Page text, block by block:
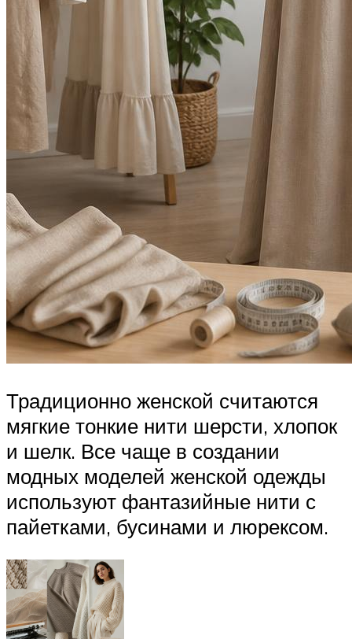
Традиционно женской считаются
мягкие тонкие нити шерсти, хлопок
и шелк. Все чаще в создании
модных моделей женской одежды
используют фантазийные нити с
пайетками, бусинами и люрексом.